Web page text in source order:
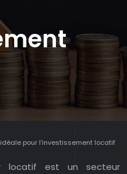
pour l’investissement locatif
locatif est un secteur